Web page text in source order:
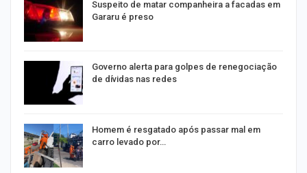
Suspeito de matar companheira a facadas em
Gararu é preso
Governo alerta para golpes de renegociação
de dívidas nas redes
Homem é resgatado após passar mal em
carro levado por…